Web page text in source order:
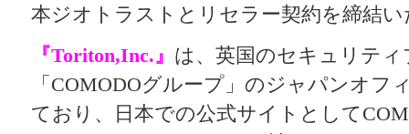
本ジオトラストとリセラー契約を締結
『Toriton,Inc.』 は、英国のセキュリテ
「COMODOグループ」のジャパンオフ
ており、日本での公式サイトとして